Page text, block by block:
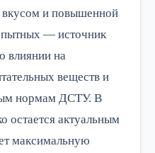
и повышенной
— источник
влиянии на
веществ и
нормам ДСТУ. В
остается актуальным
максимальную